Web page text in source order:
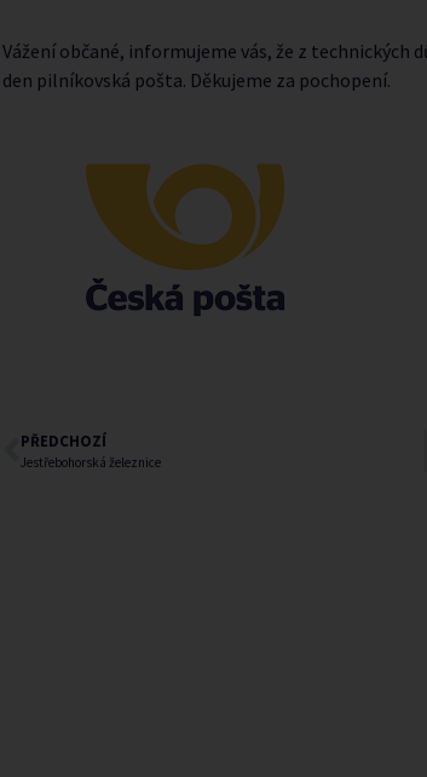
Vážení občané, informujeme vás, že z technických
den pilníkovská pošta. Děkujeme za pochopení.
PŘEDCHOZÍ
Jestřebohorská železnice